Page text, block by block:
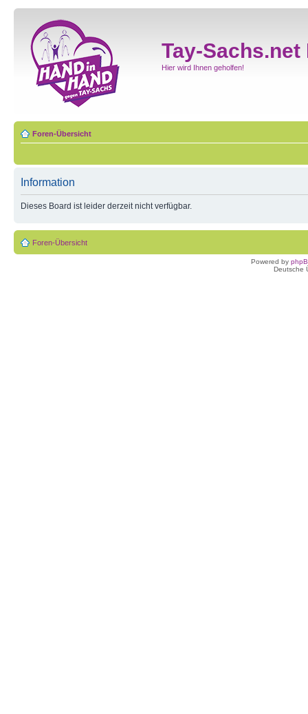
Tay-Sachs.net
Hier wird Ihnen geholfen!
Foren-Übersicht
Information
Dieses Board ist leider derzeit nicht verfügbar.
Foren-Übersicht
Powered by
Deutsche